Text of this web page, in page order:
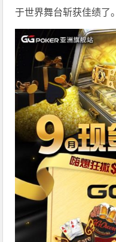
于世界舞台斩获佳绩了。